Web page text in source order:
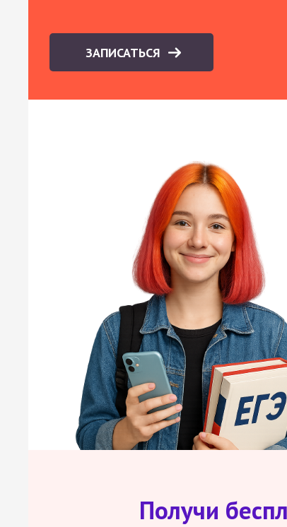
ЗАПИСАТЬСЯ
Получи